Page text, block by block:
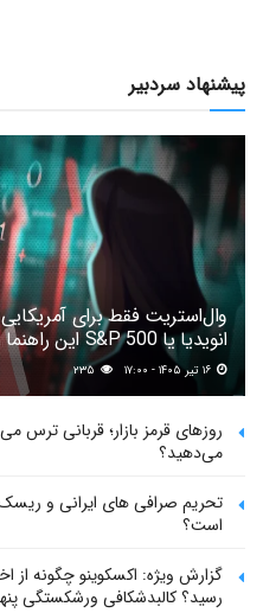
پیشنهاد سردبیر
وال‌استریت فقط برای
انویدیا یا S&P 500 این راهنما را بخوانید
۲۳۵
روزهای قرمز بازار؛ قربانی ترس
می‌دهید؟
تحریم صرافی های ایرانی و ریسک
است؟
گزارش ویژه: اکسکوینو چگونه از
رسید؟ کالبدشکافی ورشکستگی